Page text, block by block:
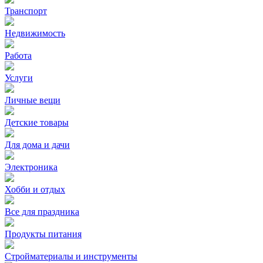
Транспорт
Недвижимость
Работа
Услуги
Личные вещи
Детские товары
Для дома и дачи
Электроника
Хобби и отдых
Все для праздника
Продукты питания
Стройматериалы и инструменты